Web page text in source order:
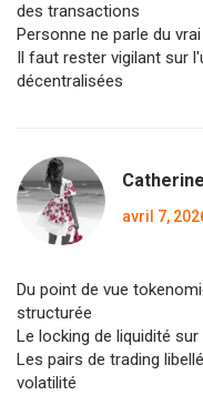
des transactions
Personne ne parle du
Il faut rester vigilant sur
décentralisées
avril 7,
Du point de vue
structurée
Le locking de liquidité
Les pairs de trading
volatilité